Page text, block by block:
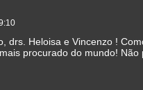
drs. Heloisa e Vincenzo !
procurado do mundo!